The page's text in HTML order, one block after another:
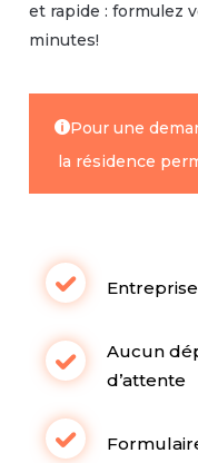
et rapide : formulez
minutes!
Pour une
la résidence
Aucun
d’attente